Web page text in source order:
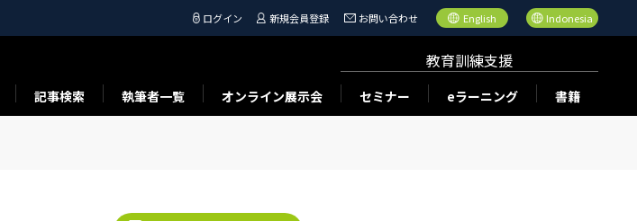
ログイン 新規会員登録 お問い合わせ English Indonesia
記事検索 執筆者一覧 オンライン展示会
教育訓練支援
セミナー eラーニング 書籍